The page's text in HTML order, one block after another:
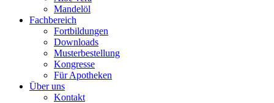
Mandelöl
Fachbereich
Fortbildungen
Downloads
Musterbestellung
Kongresse
Für Apotheken
Über uns
Kontakt